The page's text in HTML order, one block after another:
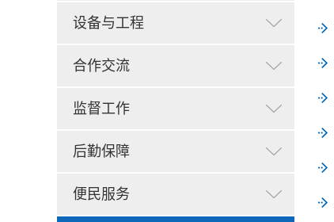
设备与工程
合作交流
监督工作
后勤保障
便民服务